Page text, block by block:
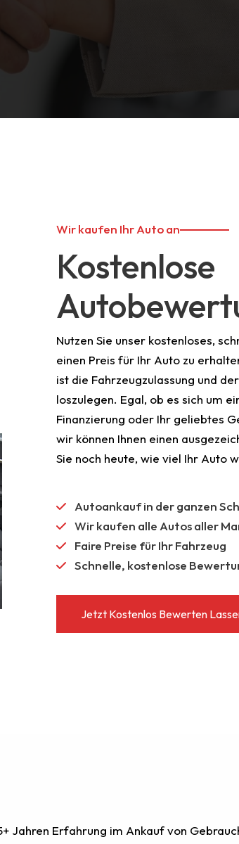
Wir kaufen Ihr Auto an
Kostenlose
Nutzen Sie unser kostenloses,
einen Preis für Ihr Auto zu
ist die Fahrzeugzulassung und
loszulegen. Egal, ob es sich um
Finanzierung oder Ihr geliebtes
wir können Ihnen einen
Sie noch heute, wie viel Ihr Auto
Autoankauf in der ganzen
Wir kaufen alle Autos aller
Faire Preise für Ihr Fahrzeug
Schnelle, kostenlose
Jetzt Kostenlos Bewerten
Jahren Erfahrung im Ankauf von